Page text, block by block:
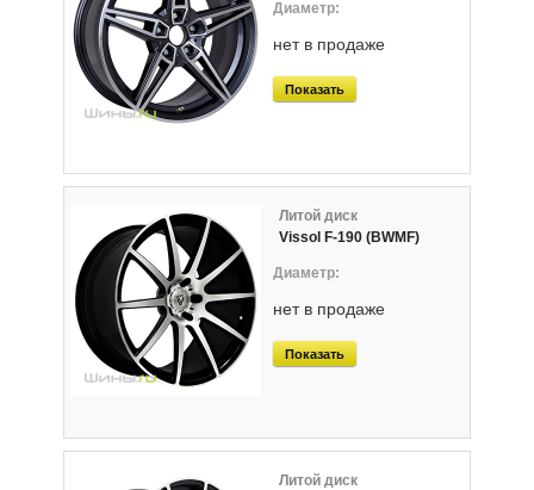
нет в продаже
Показать
Литой диск
Vissol F-190 (BWMF)
нет в продаже
Показать
Литой диск